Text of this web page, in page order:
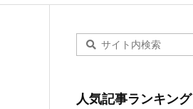
人気記事ランキング